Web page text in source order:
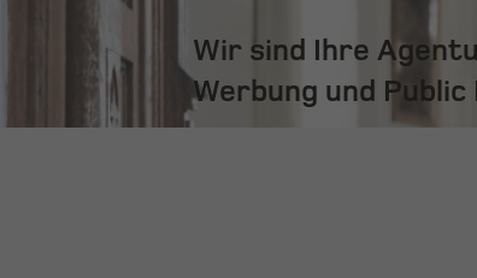
Wir sind Ihre
Werbung und